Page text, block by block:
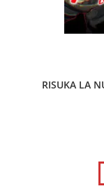
RISUKA LA